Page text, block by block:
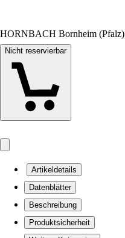
HORNBACH Bornheim (Pfalz)
Nicht reservierbar
Artikeldetails
Datenblätter
Beschreibung
Produktsicherheit